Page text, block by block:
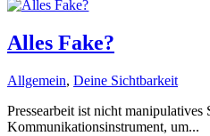
Alles Fake?
Allgemein, Deine Sichtbarkeit
Pressearbeit ist nicht manipulatives
Kommunikationsinstrument, um...